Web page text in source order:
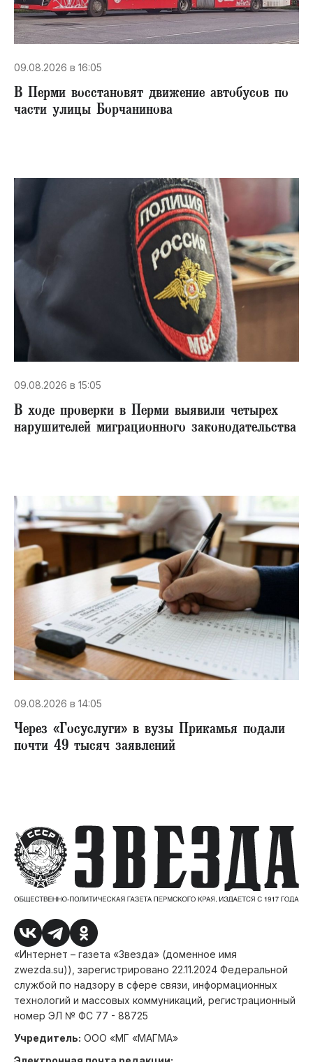
09.08.2026 в 16:05
В Перми восстановят движение автобусов по
части улицы Борчанинова
09.08.2026 в 15:05
В ходе проверки в Перми выявили четырех
нарушителей миграционного законодательства
09.08.2026 в 14:05
Через «Госуслуги» в вузы Прикамья подали
почти 49 тысяч заявлений
«Интернет – газета «Звезда» (доменное имя
zwezda.su)), зарегистрировано 22.11.2024 Федеральной
службой по надзору в сфере связи, информационных
технологий и массовых коммуникаций, регистрационный
номер ЭЛ № ФС 77 - 88725
Учредитель: ООО «МГ «МАГМА»